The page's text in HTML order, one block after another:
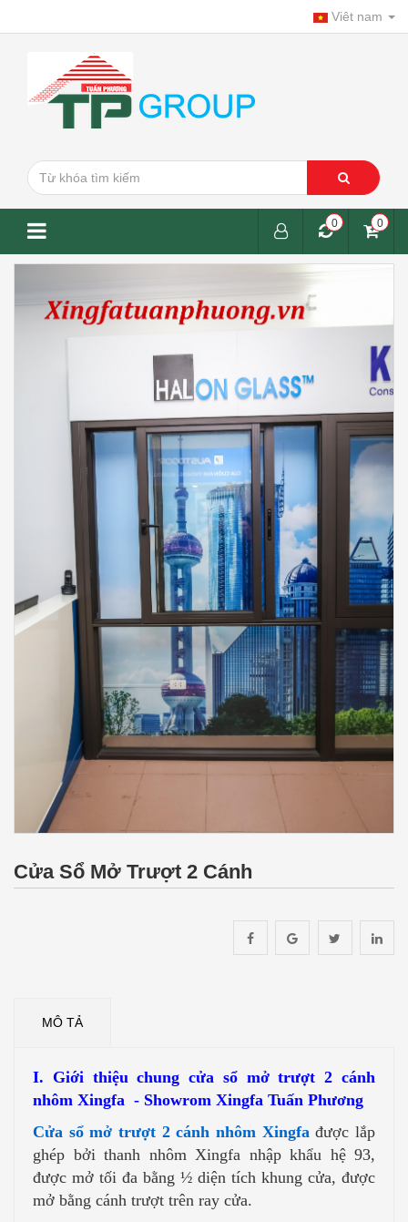
Viêt nam
0
0
Cửa Sổ Mở Trượt 2 Cánh
MÔ TẢ
I. Giới thiệu chung cửa sổ mở trượt 2 cánh
nhôm Xingfa - Showrom Xingfa Tuấn Phương
Cửa sổ mở trượt 2 cánh nhôm Xingfađược lắp
ghép bởi thanh nhôm Xingfa nhập khẩu hệ 93,
được mở tối đa bằng ½ diện tích khung cửa, được
mở bằng cánh trượt trên ray cửa.